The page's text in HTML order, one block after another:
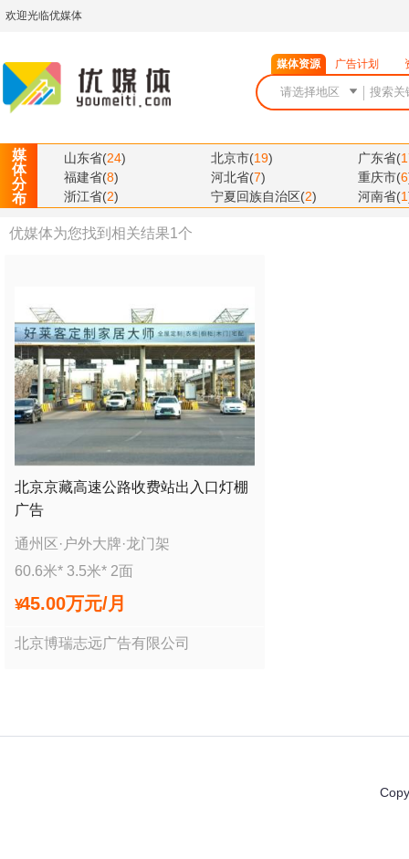
欢迎光临优媒体
媒体资源 广告计划
媒
体
分
布
山东省(24) 北京市(19) 广东省(
福建省(8) 河北省(7) 重庆市(6
浙江省(2) 宁夏回族自治区(2) 河南省(1
优媒体为您找到相关结果1 个
北京京藏高速公路收费站出入口灯棚
广告
通州区· 户外大牌·龙门架
60.6米* 3.5米* 2面
¥45.00万元/月
北京博瑞志远广告有限公司